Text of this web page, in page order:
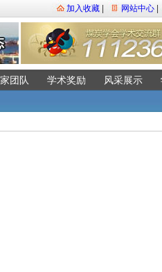
加入收藏| 网站中心|
风采展示
学术奖励
团队